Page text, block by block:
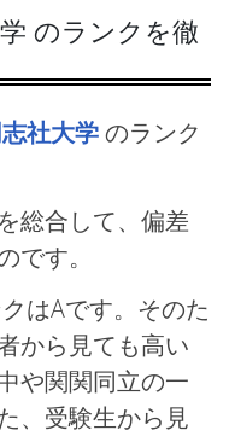
のランクを徹
社大学のランク
総合して、偏差
です。
はAです。そのた
から見ても高い
や関関同立の一
、受験生から見